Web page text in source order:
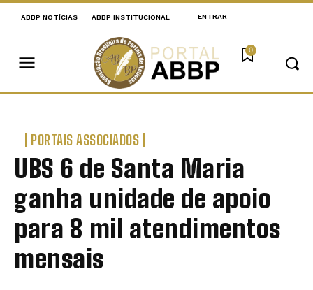
ABBP NOTÍCIAS ABBP INSTITUCIONAL ENTRAR
0
PORTAIS ASSOCIADOS
UBS 6 de Santa Maria
ganha unidade de apoio
para 8 mil atendimentos
mensais